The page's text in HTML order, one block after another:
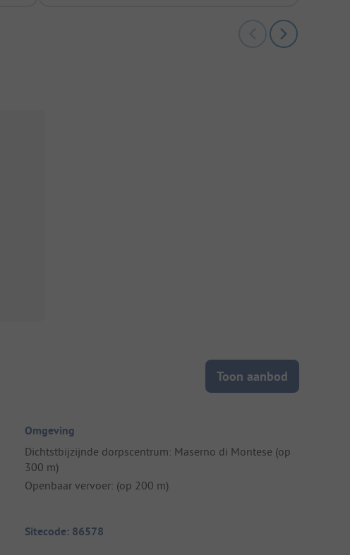
Toon aanbod
Omgeving
Dichtstbijzijnde dorpscentrum: Maserno di Montese (op
300 m)
Openbaar vervoer: (op 200 m)
Sitecode: 86578